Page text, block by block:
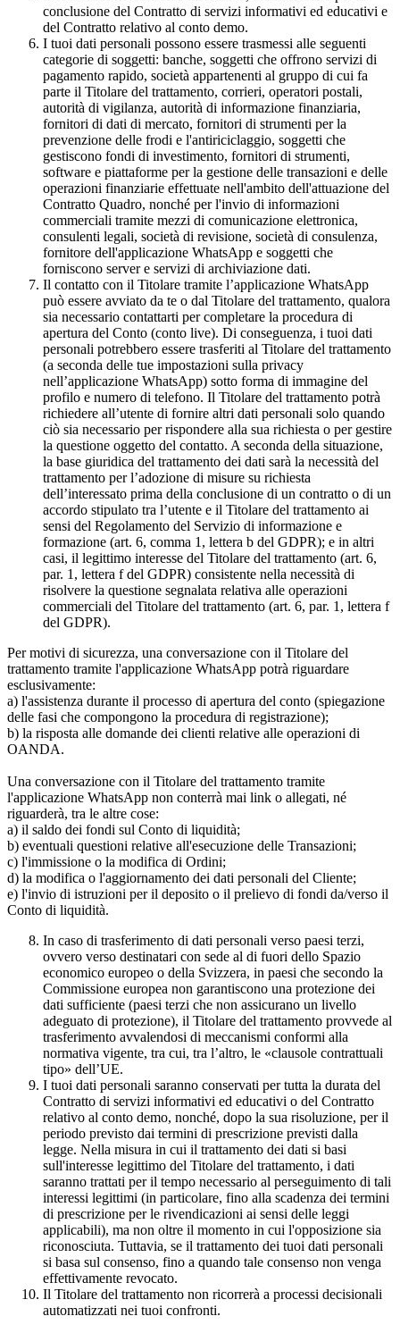
conclusione del Contratto di servizi informativi ed educativi e
del Contratto relativo al conto demo.
I tuoi dati personali possono essere trasmessi alle seguenti
categorie di soggetti: banche, soggetti che offrono servizi di
pagamento rapido, società appartenenti al gruppo di cui fa
parte il Titolare del trattamento, corrieri, operatori postali,
autorità di vigilanza, autorità di informazione finanziaria,
fornitori di dati di mercato, fornitori di strumenti per la
prevenzione delle frodi e l'antiriciclaggio, soggetti che
gestiscono fondi di investimento, fornitori di strumenti,
software e piattaforme per la gestione delle transazioni e delle
operazioni finanziarie effettuate nell'ambito dell'attuazione del
Contratto Quadro, nonché per l'invio di informazioni
commerciali tramite mezzi di comunicazione elettronica,
consulenti legali, società di revisione, società di consulenza,
fornitore dell'applicazione WhatsApp e soggetti che
forniscono server e servizi di archiviazione dati.
Il contatto con il Titolare tramite l’applicazione WhatsApp
può essere avviato da te o dal Titolare del trattamento, qualora
sia necessario contattarti per completare la procedura di
apertura del Conto (conto live). Di conseguenza, i tuoi dati
personali potrebbero essere trasferiti al Titolare del trattamento
(a seconda delle tue impostazioni sulla privacy
nell’applicazione WhatsApp) sotto forma di immagine del
profilo e numero di telefono. Il Titolare del trattamento potrà
richiedere all’utente di fornire altri dati personali solo quando
ciò sia necessario per rispondere alla sua richiesta o per gestire
la questione oggetto del contatto. A seconda della situazione,
la base giuridica del trattamento dei dati sarà la necessità del
trattamento per l’adozione di misure su richiesta
dell’interessato prima della conclusione di un contratto o di un
accordo stipulato tra l’utente e il Titolare del trattamento ai
sensi del Regolamento del Servizio di informazione e
formazione (art. 6, comma 1, lettera b del GDPR); e in altri
casi, il legittimo interesse del Titolare del trattamento (art. 6,
par. 1, lettera f del GDPR) consistente nella necessità di
risolvere la questione segnalata relativa alle operazioni
commerciali del Titolare del trattamento (art. 6, par. 1, lettera f
del GDPR).
Per motivi di sicurezza, una conversazione con il Titolare del
trattamento tramite l'applicazione WhatsApp potrà riguardare
esclusivamente:
a) l'assistenza durante il processo di apertura del conto (spiegazione
delle fasi che compongono la procedura di registrazione);
b) la risposta alle domande dei clienti relative alle operazioni di
OANDA.
Una conversazione con il Titolare del trattamento tramite
l'applicazione WhatsApp non conterrà mai link o allegati, né
riguarderà, tra le altre cose:
a) il saldo dei fondi sul Conto di liquidità;
b) eventuali questioni relative all'esecuzione delle Transazioni;
c) l'immissione o la modifica di Ordini;
d) la modifica o l'aggiornamento dei dati personali del Cliente;
e) l'invio di istruzioni per il deposito o il prelievo di fondi da/verso il
Conto di liquidità.
In caso di trasferimento di dati personali verso paesi terzi,
ovvero verso destinatari con sede al di fuori dello Spazio
economico europeo o della Svizzera, in paesi che secondo la
Commissione europea non garantiscono una protezione dei
dati sufficiente (paesi terzi che non assicurano un livello
adeguato di protezione), il Titolare del trattamento provvede al
trasferimento avvalendosi di meccanismi conformi alla
normativa vigente, tra cui, tra l’altro, le «clausole contrattuali
tipo» dell’UE.
I tuoi dati personali saranno conservati per tutta la durata del
Contratto di servizi informativi ed educativi o del Contratto
relativo al conto demo, nonché, dopo la sua risoluzione, per il
periodo previsto dai termini di prescrizione previsti dalla
legge. Nella misura in cui il trattamento dei dati si basi
sull'interesse legittimo del Titolare del trattamento, i dati
saranno trattati per il tempo necessario al perseguimento di tali
interessi legittimi (in particolare, fino alla scadenza dei termini
di prescrizione per le rivendicazioni ai sensi delle leggi
applicabili), ma non oltre il momento in cui l'opposizione sia
riconosciuta. Tuttavia, se il trattamento dei tuoi dati personali
si basa sul consenso, fino a quando tale consenso non venga
effettivamente revocato.
Il Titolare del trattamento non ricorrerà a processi decisionali
automatizzati nei tuoi confronti.